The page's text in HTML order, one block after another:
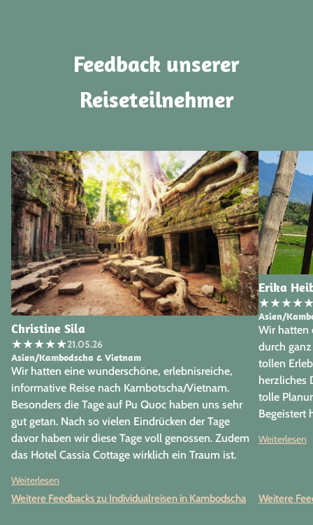
Feedback unserer
Reiseteilnehmer
Christine Sila
★★★★★21.05.26
Asien/Kambodscha & Vietnam
Wir hatten eine wunderschöne, erlebnisreiche,
informative Reise nach Kambotscha/Vietnam.
Besonders die Tage auf Pu Quoc haben uns sehr
gut getan. Nach so vielen Eindrücken der Tage
davor haben wir diese Tage voll genossen. Zudem
das Hotel Cassia Cottage wirklich ein Traum ist.
bereit das Mekong Delta und Saigon voll
auszukosten, bevor wir die Heimreise angetreten
Weiterlesen
Weitere Feedbacks zu Individualreisen in Kambodscha
Erika
★★★★
Asien/
Wir hatten
durch
tollen
herzliches
tolle
Begeistert
alles. Die
hier
Weiterlesen
Weitere